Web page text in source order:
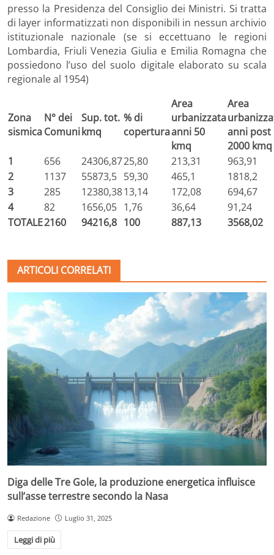
presso la Presidenza del Consiglio dei Ministri. Si tratta
di layer informatizzati non disponibili in nessun archivio
istituzionale nazionale (se si eccettuano le regioni
Lombardia, Friuli Venezia Giulia e Emilia Romagna che
possiedono l’uso del suolo digitale elaborato su scala
regionale al 1954)
Zona
sismica
N° dei
Comuni
Sup. tot.
kmq
% di
copertura
Area
urbanizzata
anni 50
kmq
Area
anni post
2000 kmq
1
656 24306,8725,80 213,31
963,91
2
1137 55873,5 59,30 465,1
1818,2
3
285 12380,3813,14 172,08
694,67
4
82 1656,05 1,76 36,64
91,24
TOTALE2160 94216,8 100 887,13 3568,02
ARTICOLI CORRELATI
Diga delle Tre Gole, la produzione energetica influisce
sull’asse terrestre secondo la Nasa
Redazione Luglio 31, 2025
Leggi di più